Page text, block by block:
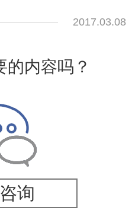
2017.03.08
的内容吗？
询